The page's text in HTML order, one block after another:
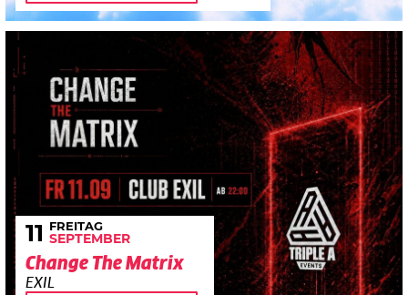
11 FREITAG
SEPTEMBER
Change The Matrix
EXIL